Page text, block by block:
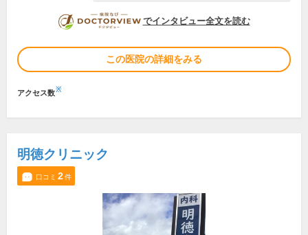
DOCTORVIEW
でインタビュー全文を読む
この医院の詳細をみる
アクセス数※
明徳クリニック
口コミ 2件